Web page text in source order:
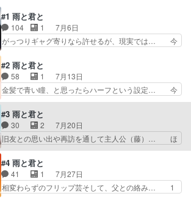
子から花火を見に行こうと誘われお… なーんも考
えないでボーっと観れる。あと希… 雨宿りを考え
ず雨を気にしない辺りが、本当… お父さんがおも
ろすぎるって犬くんはお父さ… 主人公なんで乗れ
たバスに乗らなかったんだ… 犬はアウトだけどた
ぬきはいいのか……そし…
#1 雨と君と
104 1
7月6日
がっつりギャグ寄りなら許せるが、現実では… 今
キと口に出してはいけないアニメ⋯？現… 青年役
のこの声は‼︎もしかして山下誠一郎… 見た感想と
しては犬じゃなくて狸じゃね？っ… タヌ…じゃな
くて犬かわいい。主人公の作画… なぜかおすすめ
あった気がする。ハートウ… 事前知識が主演声優
さんとたぬきっぽいもの… 2025年／月見里智弘
／レスプリが喋った…
#2 雨と君と
58 1
7月13日
金髪で青い瞳、と思ったらハーフという設定… 今
回も見事なフリップ芸でした！キャラも増… 特に
ストーリーの展開が早いわけじゃない。… 今期の
癒しアニメ枠だ…藤(早見沙織さん)… 「ムリ」の
フリップ出して高速でバイブして… 金髪ロリの声
というか喋り方が鼻につく。話… 藤さん眼鏡かけ
互いを思いやる気持ち。優… 自然とにやけるんす
わ 鬱とか就活とかで大… 小説家の藤はある雨の
日に見た目タヌキの自…
#3 雨と君と
30 2
7月20日
旧友との思い出や再訪を通して主人公（藤）… ほ
のぼのしてて好きやわあ。藤の友達がすん… たぶ
んというのは流し視聴になってきている… 画像は
３話：眼鏡のお姉さんは好きですか？… 藤の高校
時代からの友人ミミとレンが遊びに… ⚪︎異世界黙
示録マイノグーラ 今日はゆっ… 余計なものが削
#4 雨と君と
41 1
7月27日
相変わらずのフリップ芸そして、父との絡み… 1